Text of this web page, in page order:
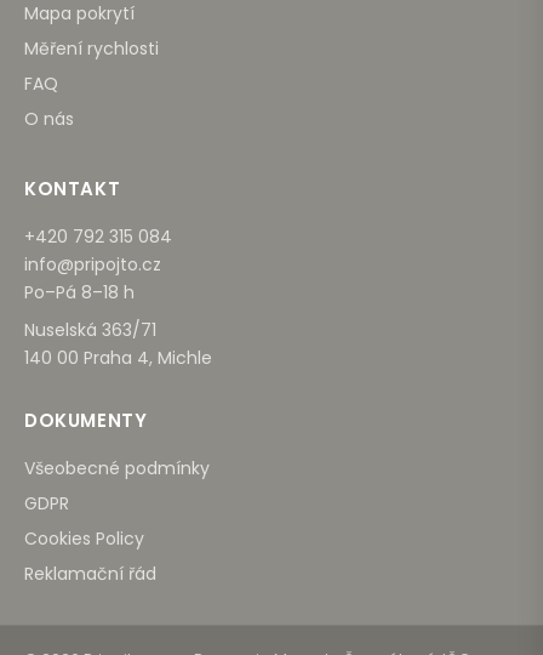
Mapa pokrytí
Měření rychlosti
FAQ
O nás
KONTAKT
+420 792 315 084
info@pripojto.cz
Po–Pá 8–18 h
Nuselská 363/71
140 00 Praha 4, Michle
DOKUMENTY
Všeobecné podmínky
GDPR
Cookies Policy
Reklamační řád